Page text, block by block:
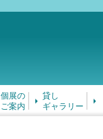
個展の
ご案内
貸し
ギャラリー